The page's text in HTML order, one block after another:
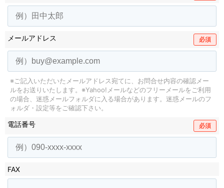
メールアドレス 必須
※ご記入いただいたメールアドレス宛てに、お問合せ内容の確認メー
ルをお送りいたします。 ※Yahoo!メールなどのフリーメールをご利用
の場合、迷惑メールフォルダに入る場合があります。 迷惑メールのフ
ォルダ・設定等をご確認下さい。
電話番号 必須
FAX